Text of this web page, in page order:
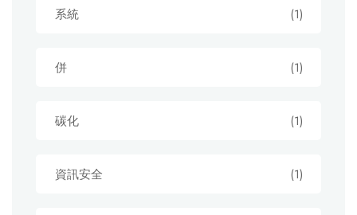
系統 (1)
併 (1)
碳化 (1)
資訊安全 (1)